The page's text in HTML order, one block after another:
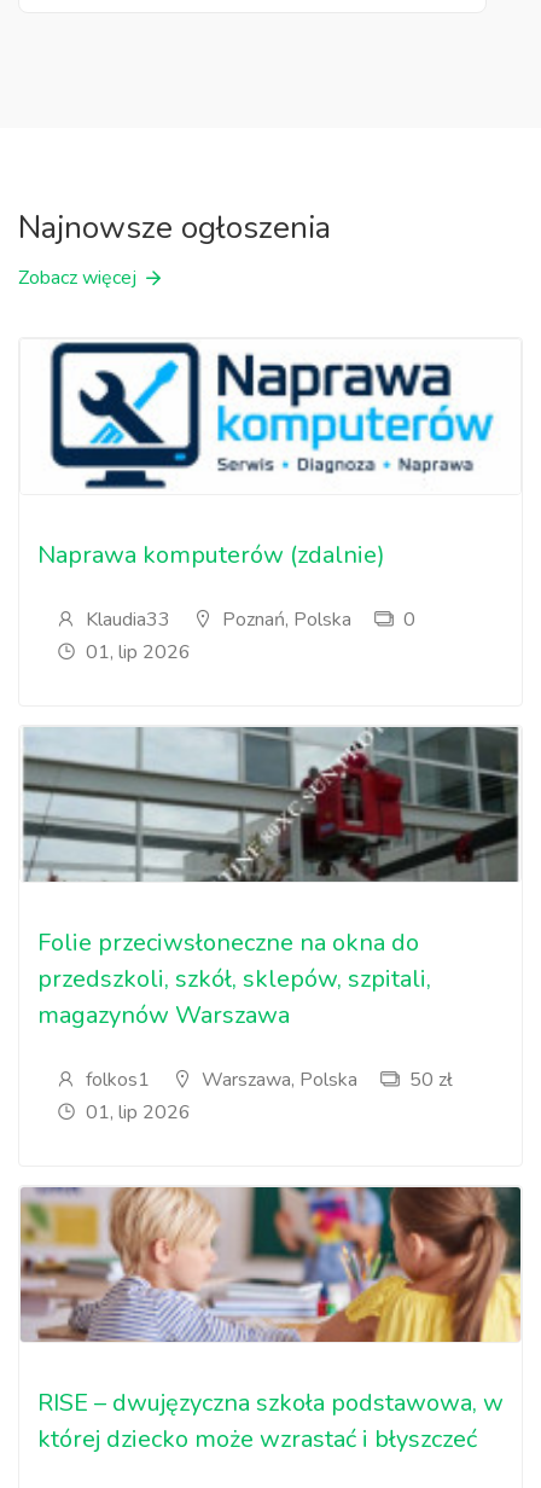
Najnowsze ogłoszenia
Zobacz więcej
Naprawa komputerów (zdalnie)
Klaudia33 Poznań, Polska
0
01, lip 2026
Folie przeciwsłoneczne na okna do
przedszkoli, szkół, sklepów, szpitali,
magazynów Warszawa
folkos1 Warszawa, Polska
50 zł
01, lip 2026
RISE – dwujęzyczna szkoła podstawowa, w
której dziecko może wzrastać i błyszczeć